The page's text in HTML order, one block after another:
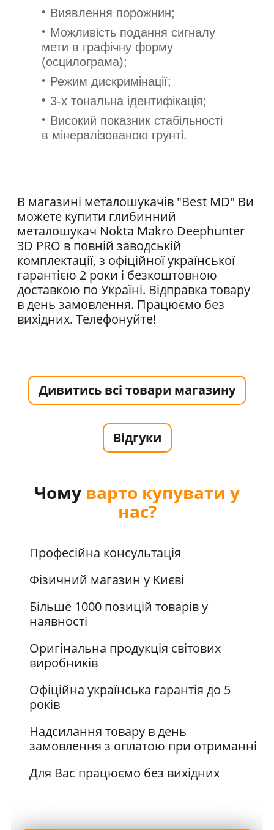
Виявлення порожнин;
Можливість подання сигналу
мети в графічну форму
(осцилограма);
Режим дискримінації;
3-х тональна ідентифікація;
Високий показник стабільності
в мінералізованою грунті.
В магазині металошукачів "Best MD" Ви
можете купити глибинний
металошукач Nokta Makro Deephunter
3D PRO в повній заводській
комплектації, з офіційної української
гарантією 2 роки і безкоштовною
доставкою по Україні. Відправка товару
в день замовлення. Працюємо без
вихідних. Телефонуйте!
Дивитись всі товари магазину
Відгуки
Чому варто купувати у
нас?
Професійна консультація
Фізичний магазин у Києві
Більше 1000 позицій товарів у
наявності
Оригінальна продукція світових
виробників
Офіційна українська гарантія до 5
років
Надсилання товару в день
замовлення з оплатою при отриманні
Для Вас працюємо без вихідних